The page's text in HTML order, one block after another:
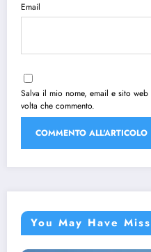
Email
Salva il mio nome, email e sito
volta che commento.
You May Have